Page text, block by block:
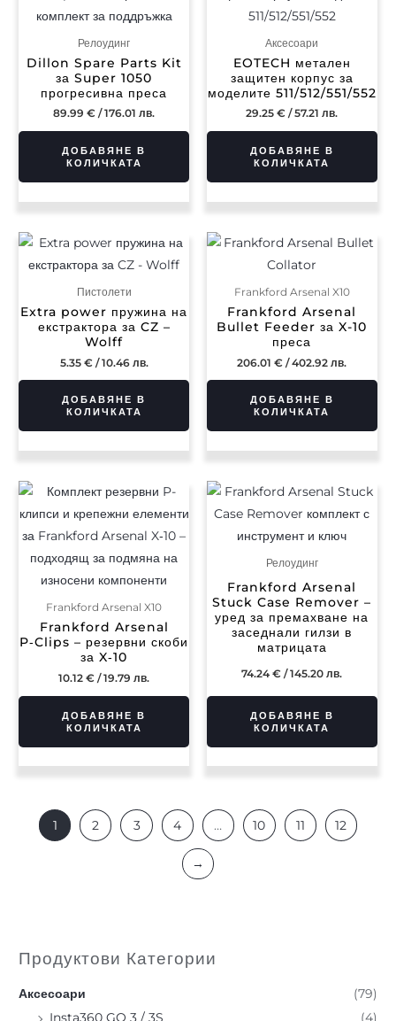
Продуктови Категории
Аксесоари
(79)
Insta360 GO 3 / 3S
(4)
Релоудинг
Dillon Spare Parts Kit
за Super 1050
прогресивна преса
89.99€ / 176.01 лв.
ДОБАВЯНЕ В
КОЛИЧКАТА
Аксесоари
EOTECH метален
защитен корпус за
моделите 511/512/551/552
29.25€ / 57.21 лв.
ДОБАВЯНЕ В
КОЛИЧКАТА
Пистолети
Extra power пружина на
екстрактора за CZ –
Wolff
5.35 €/ 10.46 лв.
ДОБАВЯНЕ В
КОЛИЧКАТА
Frankford Arsenal X10
Frankford Arsenal
Bullet Feeder за X-10
преса
206.01€ / 402.92 лв.
ДОБАВЯНЕ В
КОЛИЧКАТА
Frankford Arsenal X10
Frankford Arsenal
P‑Clips – резервни скоби
за X‑10
10.12€ / 19.79 лв.
ДОБАВЯНЕ В
КОЛИЧКАТА
Релоудинг
Frankford Arsenal
Stuck Case Remover –
уред за премахване на
заседнали гилзи в
матрицата
74.24€ / 145.20 лв.
ДОБАВЯНЕ В
КОЛИЧКАТА
1 2 3 4 … 10 11 12
→